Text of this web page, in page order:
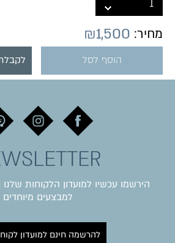
מחיר: ₪1,500
הוסף לסל
הירשמו עכשיו למועדון הלקוחות שלנו
למבצעים מיוחדים
להרשמה חינם למועדון